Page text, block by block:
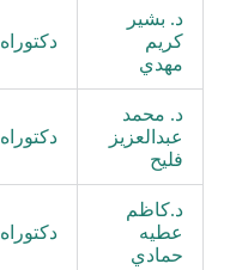
د. بشير
كريم
مهدي
دكتوراه
د. محمد
عبدالعزيز
فليح
دكتوراه
د.كاظم
عطيه
حمادي
دكتوراه